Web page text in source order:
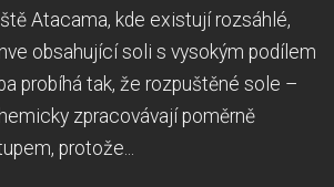
Atacama, kde existují rozsáhlé,
obsahující soli s vysokým podílem
probíhá tak, že rozpuštěné sole –
zpracovávají poměrně
protože...